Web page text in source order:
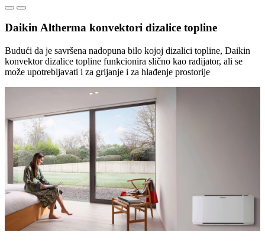
Daikin Altherma konvektori dizalice topline
Budući da je savršena nadopuna bilo kojoj dizalici topline, Daikin
konvektor dizalice topline funkcionira slično kao radijator, ali se
može upotrebljavati i za grijanje i za hlađenje prostorije